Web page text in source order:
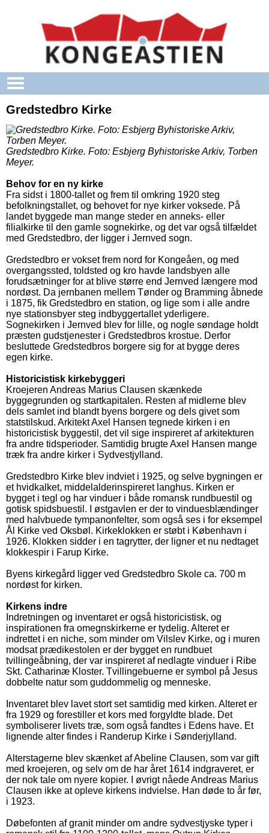
Gredstedbro Kirke
Gredstedbro Kirke. Foto: Esbjerg Byhistoriske Arkiv, Torben
Meyer.
Behov for en ny kirke
Fra sidst i 1800-tallet og frem til omkring 1920 steg
befolkningstallet, og behovet for nye kirker voksede. På
landet byggede man mange steder en anneks- eller
filialkirke til den gamle sognekirke, og det var også tilfældet
med Gredstedbro, der ligger i Jernved sogn.
Gredstedbro er vokset frem nord for Kongeåen, og med
overgangssted, toldsted og kro havde landsbyen alle
forudsætninger for at blive større end Jernved længere mod
nordøst. Da jernbanen mellem Tønder og Bramming åbnede
i 1875, fik Gredstedbro en station, og lige som i alle andre
nye stationsbyer steg indbyggertallet yderligere.
Sognekirken i Jernved blev for lille, og nogle søndage holdt
præsten gudstjenester i Gredstedbros krostue. Derfor
besluttede Gredstedbros borgere sig for at bygge deres
egen kirke.
Historicistisk kirkebyggeri
Kroejeren Andreas Marius Clausen skænkede
byggegrunden og startkapitalen. Resten af midlerne blev
dels samlet ind blandt byens borgere og dels givet som
statstilskud. Arkitekt Axel Hansen tegnede kirken i en
historicistisk byggestil, det vil sige inspireret af arkitekturen
fra andre tidsperioder. Samtidig brugte Axel Hansen mange
træk fra andre kirker i Sydvestjylland.
Gredstedbro Kirke blev indviet i 1925, og selve bygningen er
et hvidkalket, middelalderinspireret langhus. Kirken er
bygget i tegl og har vinduer i både romansk rundbuestil og
gotisk spidsbuestil. I østgavlen er der to vinduesblændinger
med halvbuede tympanonfelter, som også ses i for eksempel
Ål Kirke ved Oksbøl. Kirkeklokken er støbt i København i
1926. Klokken sidder i en tagrytter, der ligner et nu nedtaget
klokkespir i Farup Kirke.
Byens kirkegård ligger ved Gredstedbro Skole ca. 700 m
nordøst for kirken.
Kirkens indre
Indretningen og inventaret er også historicistisk, og
inspirationen fra omegnskirkerne er tydelig. Alteret er
indrettet i en niche, som minder om Vilslev Kirke, og i muren
modsat prædikestolen er der bygget en rundbuet
tvillingeåbning, der var inspireret af nedlagte vinduer i Ribe
Skt. Catharinæ Kloster. Tvillingebuerne er symbol på Jesus
dobbelte natur som guddommelig og menneske.
Inventaret blev lavet stort set samtidig med kirken. Alteret er
fra 1929 og forestiller et kors med forgyldte blade. Det
symboliserer livets træ, som også fandtes i Edens have. Et
lignende alter findes i Randerup Kirke i Sønderjylland.
Alterstagerne blev skænket af Abeline Clausen, som var gift
med kroejeren, og selv om de har året 1614 indgraveret, er
der nok tale om nyere kopier. I øvrigt nåede Andreas Marius
Clausen ikke at opleve kirkens indvielse. Han døde to år før,
i 1923.
Døbefonten af granit minder om andre sydvestjyske typer i